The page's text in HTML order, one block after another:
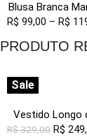
Blusa Branca
Viscose com
R$ 99,00 – R$
PRODUTO
Sale
Vestido Longo
White e Azul
R$329,00 R$